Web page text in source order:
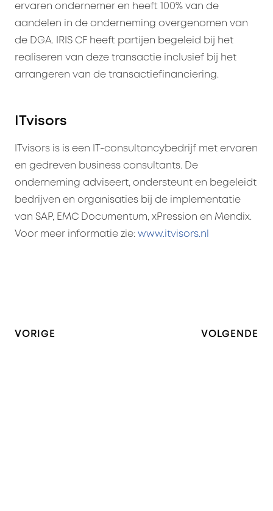
ervaren ondernemer en heeft 100% van de
aandelen in de onderneming overgenomen van
de DGA. IRIS CF heeft partijen begeleid bij het
realiseren van deze transactie inclusief bij het
arrangeren van de transactiefinanciering.
ITvisors
ITvisors is is een IT-consultancybedrijf met ervaren
en gedreven business consultants. De
onderneming adviseert, ondersteunt en begeleidt
bedrijven en organisaties bij de implementatie
van SAP, EMC Documentum, xPression en Mendix.
Voor meer informatie zie: www.itvisors.nl
VORIGE VOLGENDE